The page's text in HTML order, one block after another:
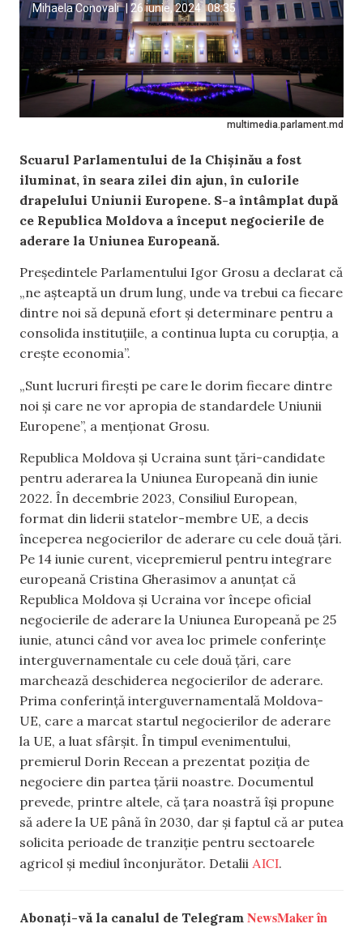
multimedia.parlament.md
Mihaela Conovali 26 iunie, 2024 08:35
Scuarul Parlamentului de la Chișinău a fost
iluminat, în seara zilei din ajun, în culorile
drapelului Uniunii Europene. S-a întâmplat după
ce Republica Moldova a început negocierile de
aderare la Uniunea Europeană.
Președintele Parlamentului Igor Grosu a declarat că
„ne așteaptă un drum lung, unde va trebui ca fiecare
dintre noi să depună efort și determinare pentru a
consolida instituțiile, a continua lupta cu corupția, a
crește economia”.
„Sunt lucruri firești pe care le dorim fiecare dintre
noi și care ne vor apropia de standardele Uniunii
Europene”, a menționat Grosu.
Republica Moldova și Ucraina sunt țări-candidate
pentru aderarea la Uniunea Europeană din iunie
2022. În decembrie 2023, Consiliul European,
format din liderii statelor-membre UE, a decis
începerea negocierilor de aderare cu cele două țări.
Pe 14 iunie curent, vicepremierul pentru integrare
europeană Cristina Gherasimov a anunțat că
Republica Moldova și Ucraina vor începe oficial
negocierile de aderare la Uniunea Europeană pe 25
iunie, atunci când vor avea loc primele conferințe
interguvernamentale cu cele două țări, care
marchează deschiderea negocierilor de aderare.
Prima conferință interguvernamentală Moldova-
UE, care a marcat startul negocierilor de aderare
la UE, a luat sfârșit. În timpul evenimentului,
premierul Dorin Recean a prezentat poziția de
negociere din partea țării noastre. Documentul
prevede, printre altele, că țara noastră își propune
să adere la UE până în 2030, dar și faptul că ar putea
solicita perioade de tranziție pentru sectoarele
agricol și mediul înconjurător. Detalii AICI.
Abonați-vă la canalul de Telegram NewsMaker în